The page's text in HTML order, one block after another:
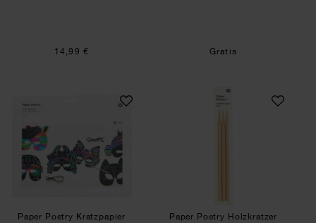
14,99 € Gratis
Paper Poetry Kratzpapier Masken Set 6 Stück
Paper Poetry Kratzpapier
Paper Poetry
Paper Poetry Holzkratzer